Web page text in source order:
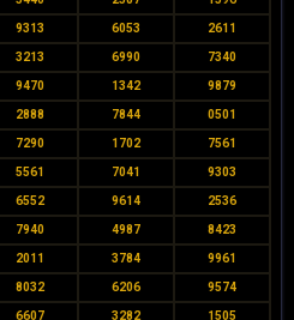
9313 6053 2611
3213 6990 7340
9470 1342 9879
2888 7844 0501
7290 1702 7561
5561 7041 9303
6552 9614 2536
7940 4987 8423
2011 3784 9961
8032 6206 9574
6607 3282 1505